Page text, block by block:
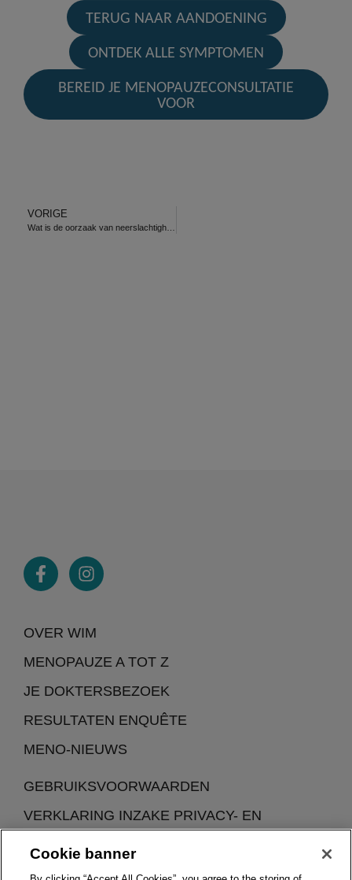
TERUG NAAR AANDOENING
ONTDEK ALLE SYMPTOMEN
BEREID JE MENOPAUZECONSULTATIE
VOOR
VORIGE
OVER WIM
MENOPAUZE A TOT Z
JE DOKTERSBEZOEK
RESULTATEN ENQUÊTE
MENO-NIEUWS
GEBRUIKSVOORWAARDEN
VERKLARING INZAKE PRIVACY- EN
Cookie banner